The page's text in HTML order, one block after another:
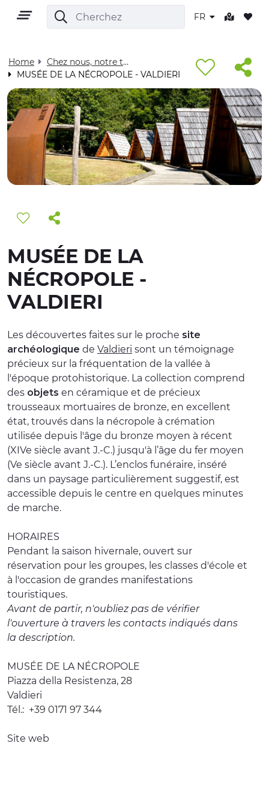
FR
FR
TERRITOIRE
NATURE ET BIEN-ÊTRE
EXPÉRIENCES
ÉVÉNEMENTS
OFFERTE
ACCUEIL
Home
Chez nous, notre territoire - Visit Cuneese
MUSÉE DE LA NÉCROPOLE - VALDIERI
MUSÉE DE LA
NÉCROPOLE -
VALDIERI
Les découvertes faites sur le proche site
archéologique de Valdieri sont un témoignage
précieux sur la fréquentation de la vallée à
l'époque protohistorique. La collection comprend
des objets en céramique et de précieux
trousseaux mortuaires de bronze, en excellent
état, trouvés dans la nécropole à crémation
utilisée depuis l'âge du bronze moyen à récent
(XIVe siècle avant J.-C.) jusqu'à l’âge du fer moyen
(Ve siècle avant J.-C.). L’enclos funéraire, inséré
dans un paysage particulièrement suggestif, est
accessible depuis le centre en quelques minutes
de marche.
HORAIRES
Pendant la saison hivernale, ouvert sur
réservation pour les groupes, les classes d'école et
à l'occasion de grandes manifestations
touristiques.
Avant de partir, n'oubliez pas de vérifier
l'ouverture à travers les contacts indiqués dans
la description.
MUSÉE DE LA NÉCROPOLE
Piazza della Resistenza, 28
Valdieri
Tél.: +39 0171 97 344
Site web